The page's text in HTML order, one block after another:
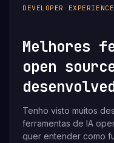
DEVELOPER EXPERIENCE
Melhores
open
Tenho visto muitos
ferramentas de IA
quer entender como